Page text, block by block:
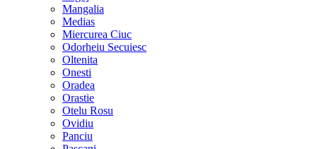
Mangalia
Medias
Miercurea Ciuc
Odorheiu Secuiesc
Oltenita
Onesti
Oradea
Orastie
Otelu Rosu
Ovidiu
Panciu